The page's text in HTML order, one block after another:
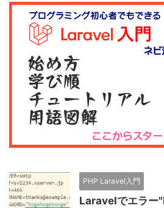
PHP Laravel入門
Laravelでエラー